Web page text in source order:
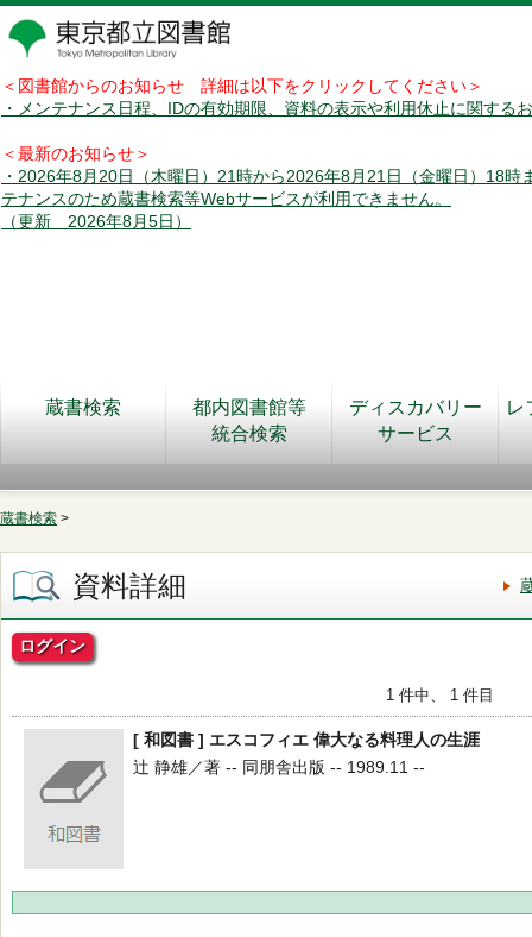
＜図書館からのお知らせ 詳細は以下をクリックしてください＞
・メンテナンス日程、IDの有効期限、資料の表示や利用休止に関する
＜最新のお知らせ＞
・2026年8月20日（木曜日）21時から2026年8月21日（金曜日）18時
テナンスのため蔵書検索等Webサービスが利用できません。
（更新 2026年8月5日）
蔵書検索
都内図書館等
統合検索
ディスカバリー
サービス
レ
蔵書検索 >
資料詳細
ログイン
1 件中、 1 件目
[ 和図書 ] エスコフィエ 偉大なる料理人の生涯
辻 静雄／著 -- 同朋舎出版 -- 1989.11 --